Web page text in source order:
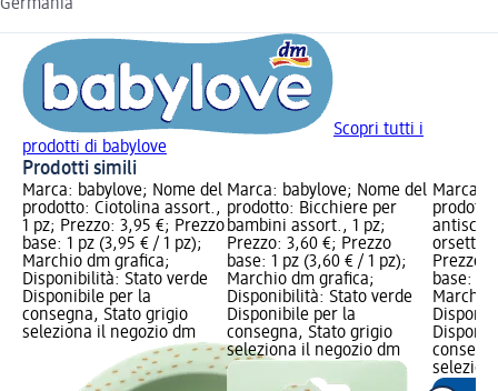
Germania
Scopri tutti i
prodotti di babylove
Prodotti simili
Marca: babylove; Nome del
prodotto: Ciotolina assort.,
1 pz; Prezzo: 3,95 €; Prezzo
base: 1 pz (3,95 € / 1 pz);
Marchio dm grafica;
Disponibilità: Stato verde
Disponibile per la
consegna, Stato grigio
seleziona il negozio dm
Marca: babylove; Nome del
prodotto: Bicchiere per
bambini assort., 1 pz;
Prezzo: 3,60 €; Prezzo
base: 1 pz (3,60 € / 1 pz);
Marchio dm grafica;
Disponibilità: Stato verde
Disponibile per la
consegna, Stato grigio
seleziona il negozio dm
Marca:
orsetto
Prezzo:
base: 1
Marchio